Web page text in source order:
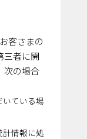
客さまの
三者に開
次の場合
いている場
計情報に処